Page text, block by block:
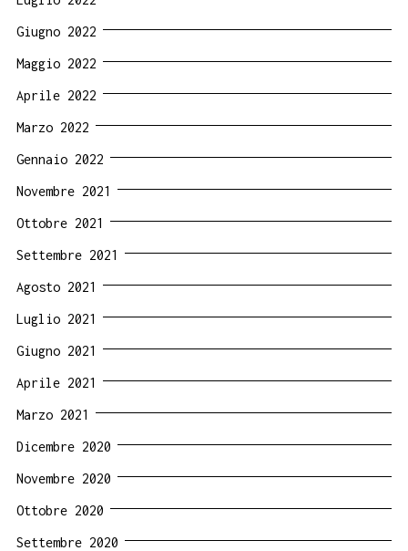
Giugno 2022
Maggio 2022
Aprile 2022
Marzo 2022
Gennaio 2022
Novembre 2021
Ottobre 2021
Settembre 2021
Agosto 2021
Luglio 2021
Giugno 2021
Aprile 2021
Marzo 2021
Dicembre 2020
Novembre 2020
Ottobre 2020
Settembre 2020